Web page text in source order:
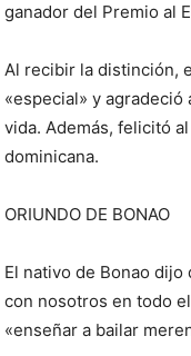
ganador del Premio al
Al recibir la distinción,
«especial» y
vida. Además, felicitó
dominicana.
ORIUNDO DE BONAO
El nativo de Bonao
con nosotros en todo
«enseñar a bailar